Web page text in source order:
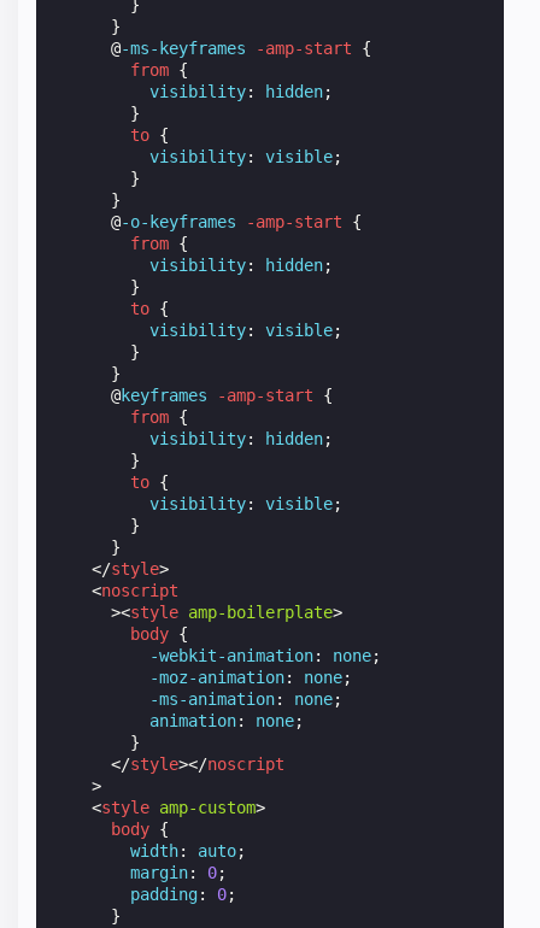
}
}
@-ms-keyframes -amp-start
{
from {
visibility: hidden;
}
to {
visibility: visible;
}
}
@-o-keyframes -amp-start
{
from {
visibility: hidden;
}
to {
visibility: visible;
}
}
@keyframes -amp-start
{
from {
visibility: hidden;
}
to {
visibility: visible;
}
}
</style>
<noscript
><style amp-boilerplate>
body {
-webkit-animation: none;
-moz-animation: none;
-ms-animation: none;
animation: none;
}
</style></noscript
>
<style amp-custom>
body {
width: auto;
margin: 0;
padding: 0;
}